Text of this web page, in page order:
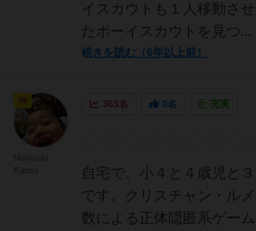
イスカウトも１人移動さ
たボーイスカウトを見つ...
続きを読む（6年以上前）
363名 0名 充実
自宅で、小４と４歳児と
です。クリスチャン・ル
数による正体隠匿系ゲー
神